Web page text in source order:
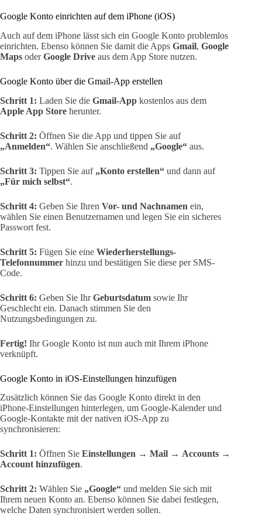
Google Konto einrichten auf dem iPhone (iOS)
Auch auf dem iPhone lässt sich ein Google Konto problemlos
einrichten. Ebenso können Sie damit die Apps Gmail, Google
Maps oderGoogle Drive aus dem App Store nutzen.
Google Konto über die Gmail-App erstellen
Schritt 1: Laden Sie die Gmail-App kostenlos aus dem
Apple App Store herunter.
Schritt 2: Öffnen Sie die App und tippen Sie auf
„Anmelden“. Wählen Sie anschließend „Google“ aus.
Schritt 3: Tippen Sie auf „Konto erstellen“ und dann auf
„Für mich selbst“.
Schritt 4: Geben Sie Ihren Vor- und Nachnamen ein,
wählen Sie einen Benutzernamen und legen Sie ein sicheres
Passwort fest.
Schritt 5: Fügen Sie eine Wiederherstellungs-
Telefonnummer hinzu und bestätigen Sie diese per SMS-
Code.
Schritt 6: Geben Sie IhrGeburtsdatum sowie Ihr
Geschlecht ein. Danach stimmen Sie den
Nutzungsbedingungen zu.
Fertig! Ihr Google Konto ist nun auch mit Ihrem iPhone
verknüpft.
Google Konto in iOS-Einstellungen hinzufügen
Zusätzlich können Sie das Google Konto direkt in den
iPhone-Einstellungen hinterlegen, um Google-Kalender und
Google-Kontakte mit der nativen iOS-App zu
synchronisieren:
Schritt 1: Öffnen Sie Einstellungen → Mail → Accounts →
Account hinzufügen.
Schritt 2: Wählen Sie „Google“ und melden Sie sich mit
Ihrem neuen Konto an. Ebenso können Sie dabei festlegen,
welche Daten synchronisiert werden sollen.